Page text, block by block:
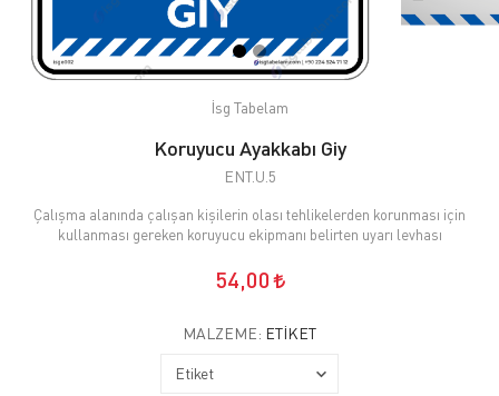
İsg Tabelam
Koruyucu Ayakkabı Giy
ENT.U.5
Çalışma alanında çalışan kişilerin olası tehlikelerden korunması için
kullanması gereken koruyucu ekipmanı belirten uyarı levhası
54,00
MALZEME: ETIKET